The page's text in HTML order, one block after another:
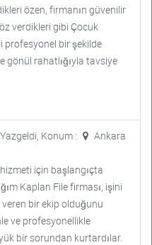
özen, firmanın güvenilir
verdikleri gibi Çocuk
profesyonel bir şekilde
gönül rahatlığıyla tavsiye
Konum :
Ankara
için başlangıçta
Kaplan File firması, işini
bir ekip olduğunu
ve profesyonellikle
bir sorundan kurtardılar.